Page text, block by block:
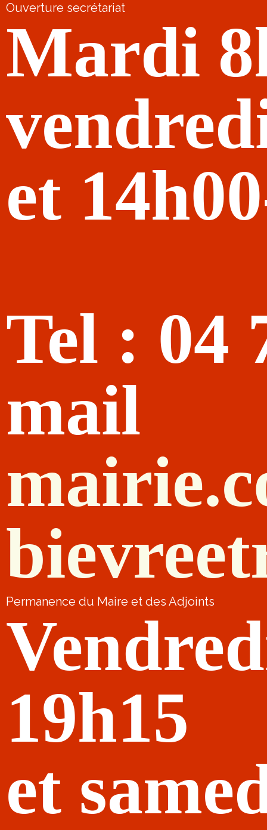
Ouverture secrétariat
Mardi
et
Tel : 04
mail
Permanence du Maire et des Adjoints
19h15
et